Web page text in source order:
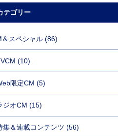
テゴリー
＆スペシャル (86)
(10)
限定CM (5)
ジオCM (15)
集＆連載コンテンツ (56)